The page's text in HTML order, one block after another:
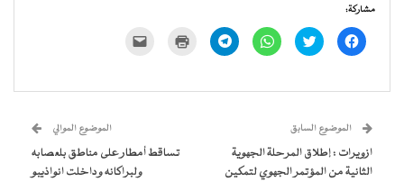
مشاركة:
انقر
للمشاركة
في
اضغط
للمشاركة
في
انقر
للمشاركة
في
انقر
للمشاركة
في
للطباعة
جديدة) الإلكتروني
نافذة
جديدة)
الموضوع السابق
ازويرات : إطلاق المرحلة الجهوية
الثانية من المؤتمر الجهوي لتمكين
الموضوع الموالي
تساقط أمطار على مناطق بلعصابه
ولبراكانه وداخلت انواذيبو